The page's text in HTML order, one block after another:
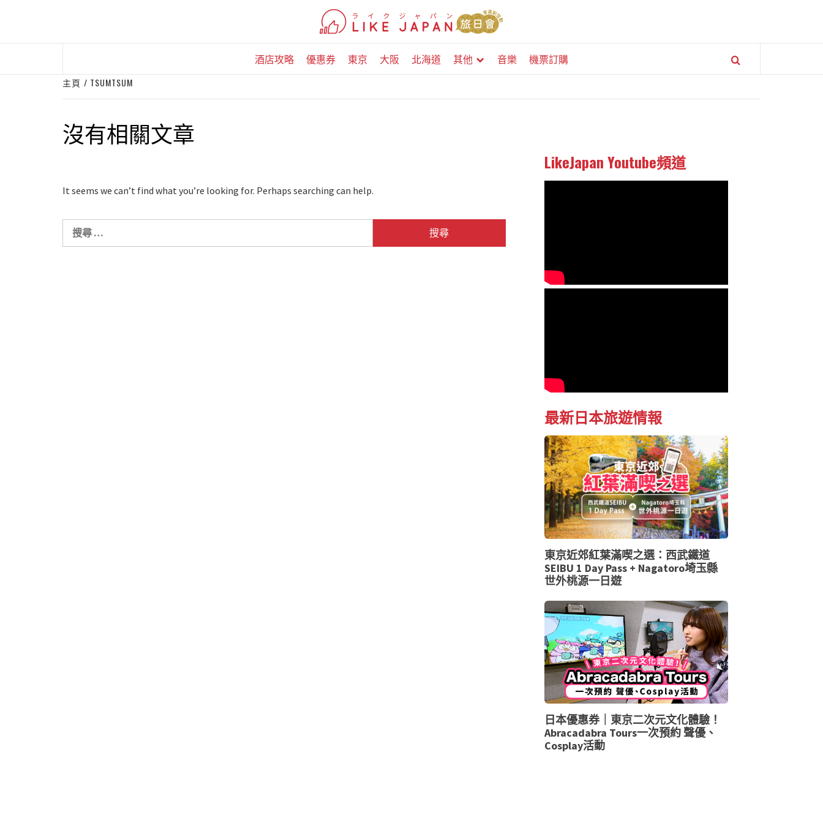
酒店攻略 優惠券 東京 大阪 北海道 其他 音樂 機票訂購
主頁 TSUMTSUM
沒有相關文章
It seems we can’t find what you’re looking for. Perhaps searching can help.
LikeJapan Youtube頻道
最新日本旅遊情報
東京近郊紅葉滿喫之選：西武鐵道
SEIBU 1 Day Pass + Nagatoro埼玉縣
世外桃源一日遊
日本優惠券｜東京二次元文化體驗！
Abracadabra Tours一次預約 聲優、
Cosplay活動